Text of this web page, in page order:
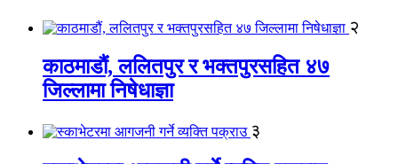
२
काठमाडौं, ललितपुर र भक्तपुरसहित ४७
जिल्लामा निषेधाज्ञा
३